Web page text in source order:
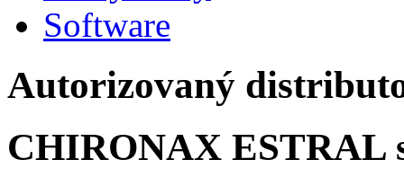
Software
Autorizovaný
CHIRONAX ESTRAL